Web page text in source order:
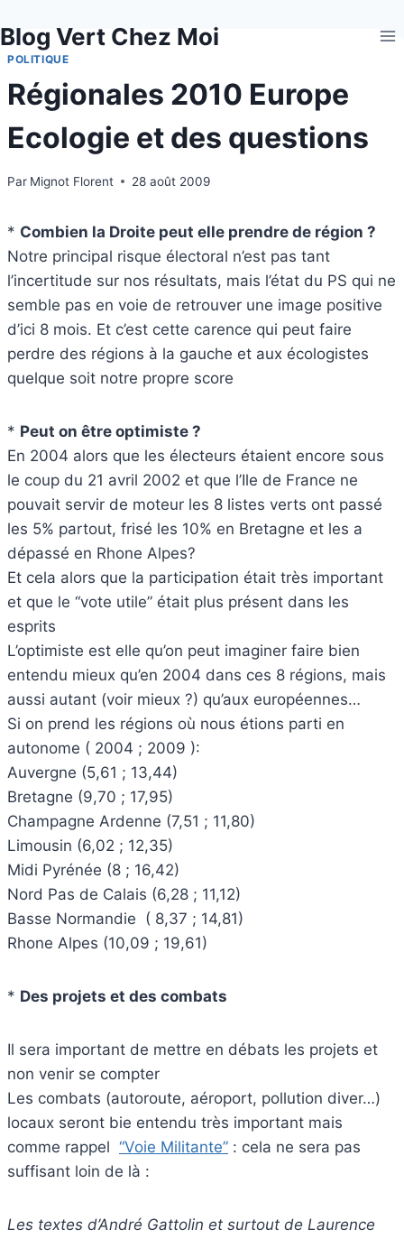
au
contenu
Blog Vert Chez Moi
POLITIQUE
Régionales 2010 Europe
Ecologie et des questions
Par Mignot Florent 28 août 2009
* Combien la Droite peut elle prendre de région ?
Notre principal risque électoral n’est pas tant
l’incertitude sur nos résultats, mais l’état du PS qui ne
semble pas en voie de retrouver une image positive
d’ici 8 mois. Et c’est cette carence qui peut faire
perdre des régions à la gauche et aux écologistes
quelque soit notre propre score
* Peut on être optimiste ?
En 2004 alors que les électeurs étaient encore sous
le coup du 21 avril 2002 et que l’Ile de France ne
pouvait servir de moteur les 8 listes verts ont passé
les 5% partout, frisé les 10% en Bretagne et les a
dépassé en Rhone Alpes?
Et cela alors que la participation était très important
et que le “vote utile” était plus présent dans les
esprits
L’optimiste est elle qu’on peut imaginer faire bien
entendu mieux qu’en 2004 dans ces 8 régions, mais
aussi autant (voir mieux ?) qu’aux européennes…
Si on prend les régions où nous étions parti en
autonome ( 2004 ; 2009 ):
Auvergne (5,61 ; 13,44)
Bretagne (9,70 ; 17,95)
Champagne Ardenne (7,51 ; 11,80)
Limousin (6,02 ; 12,35)
Midi Pyrénée (8 ; 16,42)
Nord Pas de Calais (6,28 ; 11,12)
Basse Normandie ( 8,37 ; 14,81)
Rhone Alpes (10,09 ; 19,61)
* Des projets et des combats
Il sera important de mettre en débats les projets et
non venir se compter
Les combats (autoroute, aéroport, pollution diver…)
locaux seront bie entendu très important mais
comme rappel “Voie Militante” : cela ne sera pas
suffisant loin de là :
Les textes d’André Gattolin et surtout de Laurence